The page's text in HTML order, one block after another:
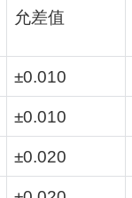
允差值
±0.010
±0.010
±0.020